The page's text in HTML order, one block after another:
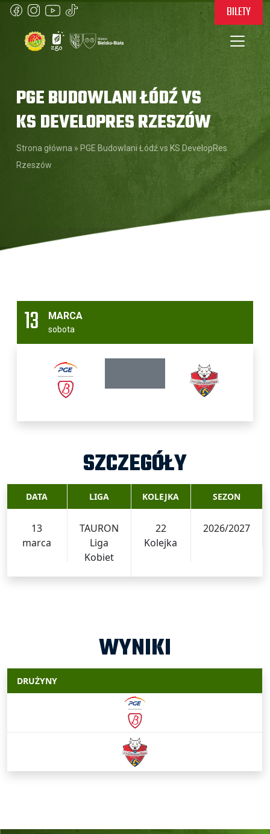
BILETY
PGE BUDOWLANI ŁÓDŹ VS
KS DEVELOPRES RZESZÓW
Strona główna » PGE Budowlani Łódź vs KS DevelopRes
Rzeszów
13 MARCA
sobota
SZCZEGÓŁY
DATA
13
marca
LIGA
TAURON
Liga
Kobiet
KOLEJKA
22
Kolejka
SEZON
2026/2027
WYNIKI
DRUŻYNY